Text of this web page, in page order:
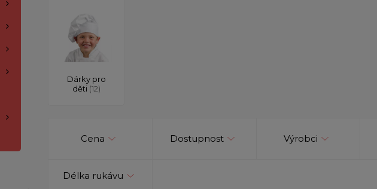
Dárky pro
děti (12)
Cena Dostupnost Výrobci
Délka rukávu